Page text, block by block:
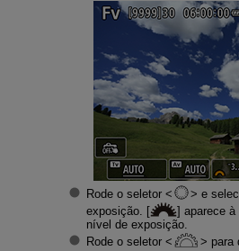
Rode o seletor
e
exposição. [
] aparece à
nível de exposição.
Rode o seletor
para